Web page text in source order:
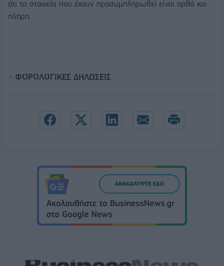
ότι τα στοιχεία που έχουν προσυμπληρωθεί είναι ορθά και
πλήρη.
ΦΟΡΟΛΟΓΙΚΕΣ ΔΗΛΩΣΕΙΣ